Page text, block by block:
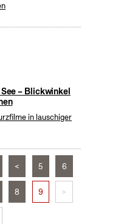
– Blickwinkel
in lauschiger
< 5 6
8 9 >